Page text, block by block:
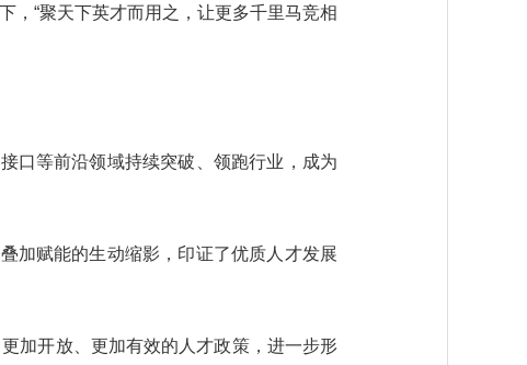
“聚天下英才而用之，让更多千里马竞相
口等前沿领域持续突破、领跑行业，成为
加赋能的生动缩影，印证了优质人才发展
加开放、更加有效的人才政策，进一步形